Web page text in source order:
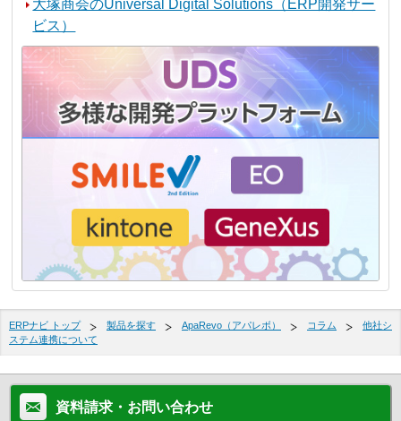
大塚商会のUniversal Digital Solutions（ERP開発サー
ビス）
ERPナビ トップ 製品を探す ApaRevo（アパレボ） コラム
他社シ
ステム連携について
資料請求・お問い合わせ